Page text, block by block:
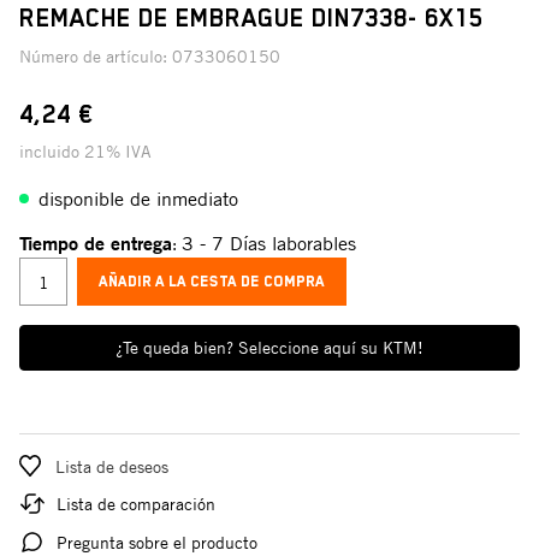
REMACHE DE EMBRAGUE DIN7338- 6X15
Número de artículo: 0733060150
4,24 €
incluido 21% IVA
disponible de inmediato
Tiempo de entrega: 3 - 7 Días laborables
¿Te queda bien? Seleccione aquí su KTM!
AÑADIR A LA CESTA DE COMPRA
Lista de deseos
Lista de comparación
Pregunta sobre el producto